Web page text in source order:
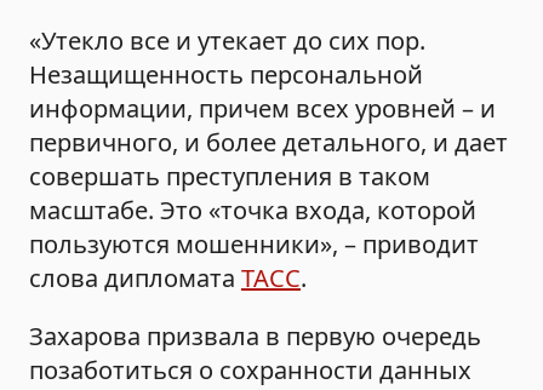
«Утекло все и утекает до сих пор.
Незащищенность персональной
информации, причем всех уровней – и
первичного, и более детального, и дает
совершать преступления в таком
масштабе. Это «точка входа, которой
пользуются мошенники», – приводит
слова дипломата ТАСС.
Захарова призвала в первую очередь
позаботиться о сохранности данных